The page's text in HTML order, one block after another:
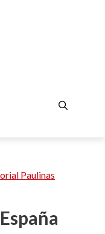
Paulinas